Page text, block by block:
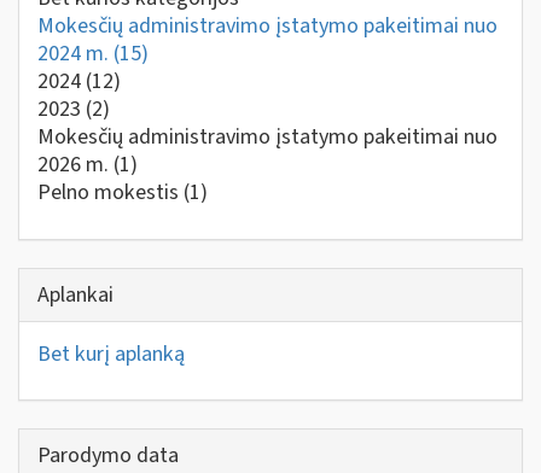
Mokesčių administravimo įstatymo pakeitimai nuo
2024 m. (15)
2024 (12)
2023 (2)
Mokesčių administravimo įstatymo pakeitimai nuo
2026 m. (1)
Pelno mokestis (1)
Aplankai
Bet kurį aplanką
Parodymo data